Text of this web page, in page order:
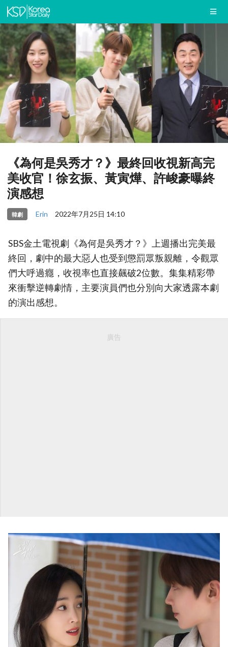
《為何是吳秀才？》最終回收視新高完
美收官！徐玄振、黃寅燁、許峻豪曝終
演感想
韓劇 Erin 2022年7月25日 14:10
SBS金土電視劇《為何是吳秀才？》上週播出完美最
終回，劇中的最大惡人也受到懲罰眾叛親離，令觀眾
們大呼過癮，收視率也直接飆破2位數。集集精彩帶
來衝擊逆轉劇情，主要演員們也分別向大家透露本劇
的演出感想。
廣告